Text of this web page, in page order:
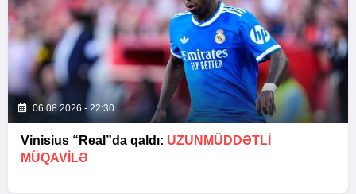
06.08.2026 - 22:30
Vinisius “Real”da qaldı: UZUNMÜDDƏTLİ
MÜQAVİLƏ